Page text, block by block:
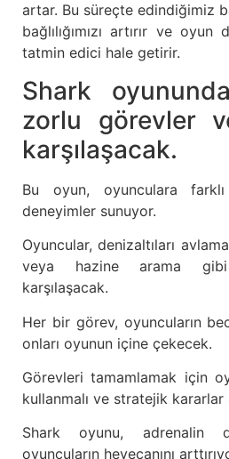
artar. Bu süreçte edindiğimiz
bağlılığımızı artırır ve
tatmin edici hale getirir.
Shark
zorlu görevler
karşılaşacak.
Bu oyun, oyunculara
deneyimler sunuyor.
Oyuncular, denizaltıları
veya hazine arama
karşılaşacak.
Her bir görev, oyuncuların
onları oyunun içine çekecek.
Görevleri tamamlamak için
kullanmalı ve stratejik kararlar
Shark oyunu, adrenalin
oyuncuların heyecanını